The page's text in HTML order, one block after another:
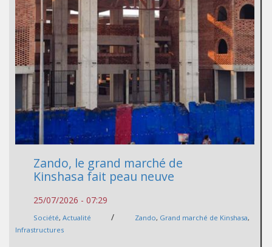
Zando, le grand marché de
Kinshasa fait peau neuve
25/07/2026 - 07:29
Société, Actualité / Zando, Grand marché de Kinshasa,
Infrastructures